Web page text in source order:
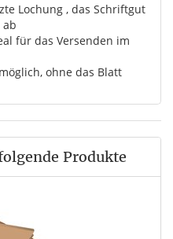
Lochung , das Schriftgut
für das Versenden im
ohne das Blatt
Produkte